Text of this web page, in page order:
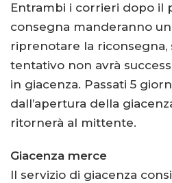
Entrambi i corrieri dopo il
consegna manderanno
riprenotare la riconsegna,
tentativo non avrà
in giacenza. Passati 5
dall’apertura della
ritornerà al mittente.
Giacenza merce
Il servizio di giacenza